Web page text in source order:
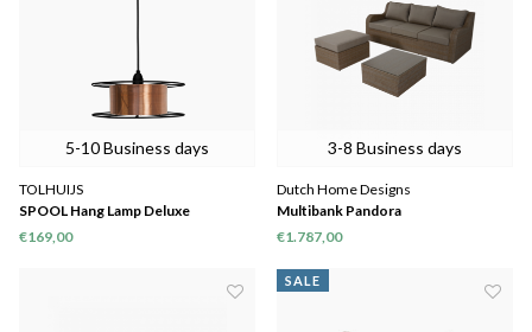
5-10 Business days
TOLHUIJS
SPOOL Hang Lamp Deluxe
€169,00
3-8 Business days
Dutch Home Designs
Multibank Pandora
€1.787,00
SALE